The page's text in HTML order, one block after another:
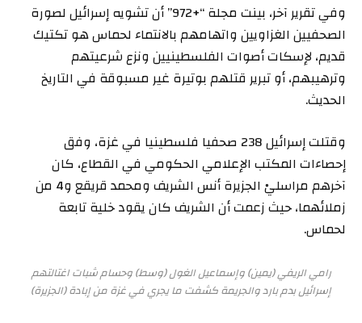
وفي تقرير آخر، بينت مجلة “+972” أن تشويه إسرائيل لصورة
الصحفيين الغزاويين واتهامهم بالانتماء لحماس هو تكتيك
قديم، لإسكات أصوات الفلسطينيين ونزع شرعيتهم
وترهيبهم، أو تبرير قتلهم بوتيرة غير مسبوقة في التاريخ
الحديث.
وقتلت إسرائيل 238 صحفيا فلسطينيا في غزة، وفق
إحصاءات المكتب الإعلامي الحكومي في القطاع، كان
آخرهم مراسليْ الجزيرة أنس الشريف ومحمد قريقع و4 من
زملائهما، حيث زعمت أن الشريف كان يقود خلية تابعة
لحماس.
رامي الريفي (يمين) وإسماعيل الغول (وسط) وحسام شبات اغتالتهم
إسرائيل بدم بارد والجريمة كشفت ما يجري في غزة من إبادة (الجزيرة)